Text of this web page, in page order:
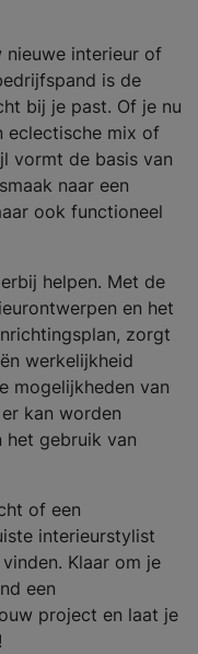
nieuwe interieur of
is de
bij je past. Of je nu
eclectische mix of
vormt de basis van
naar een
ook functioneel
helpen. Met de
en het
zorgt
werkelijkheid
mogelijkheden van
kan worden
het gebruik van
of een
interieurstylist
Klaar om je
een
project en laat je